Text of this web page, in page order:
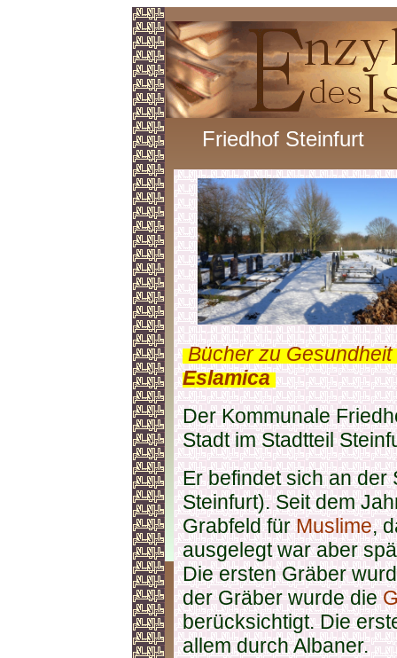
Friedhof Steinfurt
.Bücher zu
Eslamica.
Der Kommunale
Stadt im Stadtteil
Er befindet sich an der
Steinfurt). Seit dem
Grabfeld fürMuslime,
ausgelegt war aber
Die ersten Gräber
der Gräber wurde die
berücksichtigt. Die
allem durch Albaner.